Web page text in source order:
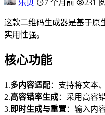
乐贝 7 个月前 231
这款二维码生成器是基于原
实用性强。
核心功能
1.多内容适配：支持将文本
2.高容错率生成：采用高容
3. 即时生成与重置：输入内